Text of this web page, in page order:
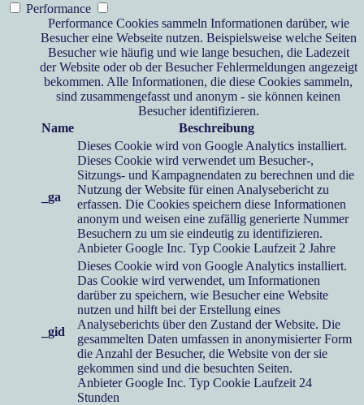
Performance
Performance Cookies sammeln Informationen darüber, wie
Besucher eine Webseite nutzen. Beispielsweise welche Seiten
Besucher wie häufig und wie lange besuchen, die Ladezeit
der Website oder ob der Besucher Fehlermeldungen angezeigt
bekommen. Alle Informationen, die diese Cookies sammeln,
sind zusammengefasst und anonym - sie können keinen
Besucher identifizieren.
Name
Beschreibung
_ga
Dieses Cookie wird von Google Analytics installiert.
Dieses Cookie wird verwendet um Besucher-,
Sitzungs- und Kampagnendaten zu berechnen und die
Nutzung der Website für einen Analysebericht zu
erfassen. Die Cookies speichern diese Informationen
anonym und weisen eine zufällig generierte Nummer
Besuchern zu um sie eindeutig zu identifizieren.
Anbieter Google Inc. Typ Cookie Laufzeit 2 Jahre
_gid
Dieses Cookie wird von Google Analytics installiert.
Das Cookie wird verwendet, um Informationen
darüber zu speichern, wie Besucher eine Website
nutzen und hilft bei der Erstellung eines
Analyseberichts über den Zustand der Website. Die
gesammelten Daten umfassen in anonymisierter Form
die Anzahl der Besucher, die Website von der sie
gekommen sind und die besuchten Seiten.
Anbieter Google Inc. Typ Cookie Laufzeit 24
Stunden